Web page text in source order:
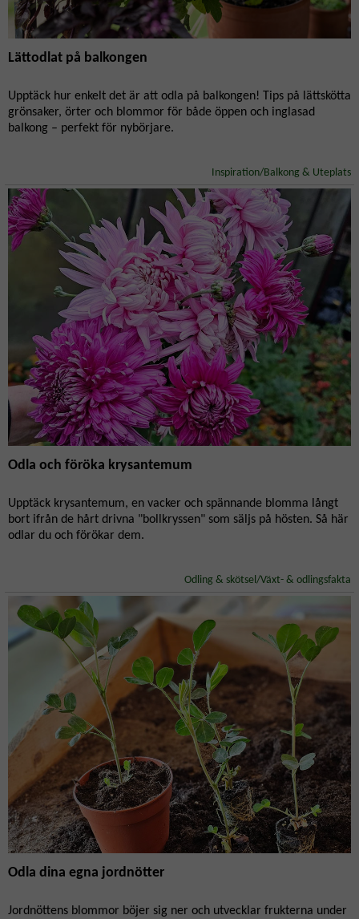
Lättodlat på balkongen
Upptäck hur enkelt det är att odla på balkongen! Tips på lättskötta
grönsaker, örter och blommor för både öppen och inglasad
balkong – perfekt för nybörjare.
Inspiration/Balkong & Uteplats
Odla och föröka krysantemum
Upptäck krysantemum, en vacker och spännande blomma långt
bort ifrån de hårt drivna "bollkryssen" som säljs på hösten. Så här
odlar du och förökar dem.
Odling & skötsel/Växt- & odlingsfakta
Odla dina egna jordnötter
Jordnöttens blommor böjer sig ner och utvecklar frukterna under